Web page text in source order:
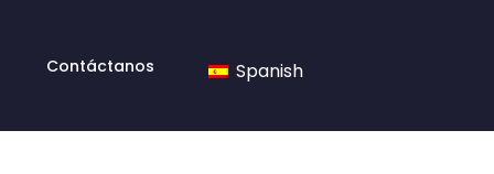
Contáctanos Spanish